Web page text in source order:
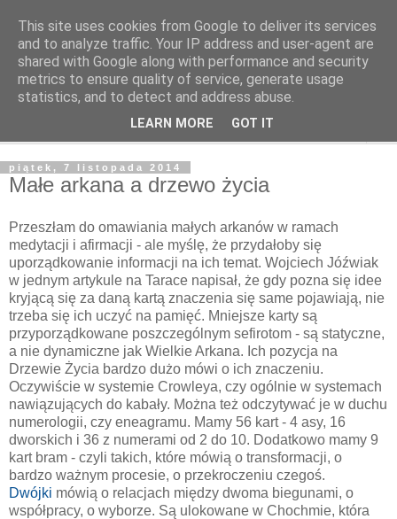
Odcienie Tarota
Tarot. Duchowość. Astrologia. Medytacja.
piątek, 7 listopada 2014
Małe arkana a drzewo życia
Przeszłam do omawiania małych arkanów w ramach
medytacji i afirmacji - ale myślę, że przydałoby się
uporządkowanie informacji na ich temat. Wojciech Jóźwiak
w jednym artykule na Tarace napisał, że gdy pozna się idee
kryjącą się za daną kartą znaczenia się same pojawiają, nie
trzeba się ich uczyć na pamięć. Mniejsze karty są
przyporządkowane poszczególnym sefirotom - są statyczne,
a nie dynamiczne jak Wielkie Arkana. Ich pozycja na
Drzewie Życia bardzo dużo mówi o ich znaczeniu.
Oczywiście w systemie Crowleya, czy ogólnie w systemach
nawiązujących do kabały. Można też odczytywać je w duchu
numerologii, czy eneagramu. Mamy 56 kart - 4 asy, 16
dworskich i 36 z numerami od 2 do 10. Dodatkowo mamy 9
kart bram - czyli takich, które mówią o transformacji, o
bardzo ważnym procesie, o przekroczeniu czegoś.
Dwójki mówią o relacjach między dwoma biegunami, o
współpracy, o wyborze. Są ulokowane w Chochmie, która
This site uses cookies from Google to deliver its services
and to analyze traffic. Your IP address and user-agent are
shared with Google along with performance and security
metrics to ensure quality of service, generate usage
statistics, and to detect and address abuse.
LEARN MORE GOT IT